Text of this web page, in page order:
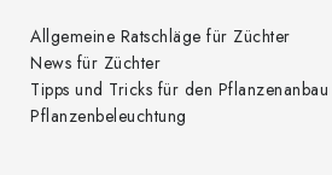
Allgemeine Ratschläge für Züchter
News für Züchter
Tipps und Tricks für den Pflanzenanbau
Pflanzenbeleuchtung